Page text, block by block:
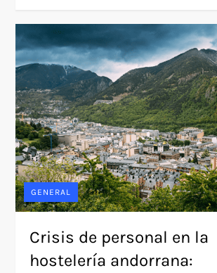
GENERAL
Crisis de personal en la
hostelería andorrana: